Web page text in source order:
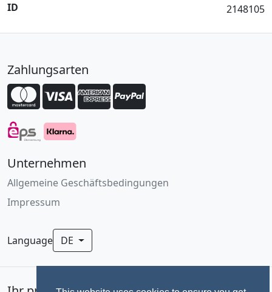
ID
2148105
Zahlungsarten
Unternehmen
Allgemeine Geschäftsbedingungen
Impressum
Language DE